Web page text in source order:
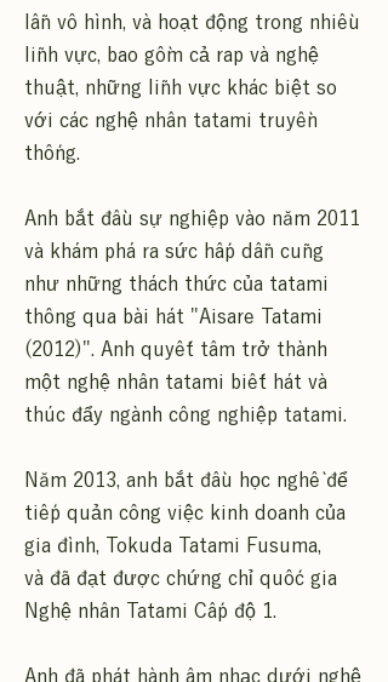
lẫn vô hình, và hoạt động trong nhiều
lĩnh vực, bao gồm cả rap và nghệ
thuật, những lĩnh vực khác biệt so
với các nghệ nhân tatami truyền
thống.
Anh bắt đầu sự nghiệp vào năm 2011
và khám phá ra sức hấp dẫn cũng
như những thách thức của tatami
thông qua bài hát "Aisare Tatami
(2012)". Anh quyết tâm trở thành
một nghệ nhân tatami biết hát và
thúc đẩy ngành công nghiệp tatami.
Năm 2013, anh bắt đầu học nghề để
tiếp quản công việc kinh doanh của
gia đình, Tokuda Tatami Fusuma,
và đã đạt được chứng chỉ quốc gia
Nghệ nhân Tatami Cấp độ 1.
Anh đã phát hành âm nhạc dưới nghệ